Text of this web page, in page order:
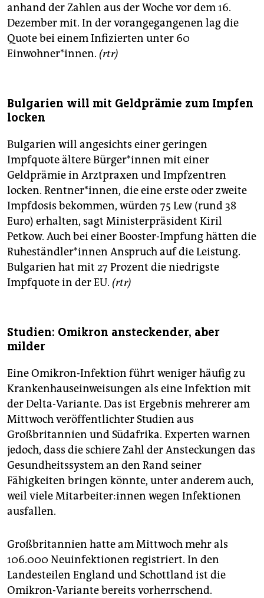
anhand der Zahlen aus der Woche vor dem 16.
Dezember mit. In der vorangegangenen lag die
Quote bei einem Infizierten unter 60
Einwohner*innen. (rtr)
Bulgarien will mit Geldprämie zum Impfen
locken
Bulgarien will angesichts einer geringen
Impfquote ältere Bür­ge­r*in­nen mit einer
Geldprämie in Arztpraxen und Impfzentren
locken. Rentner*innen, die eine erste oder zweite
Impfdosis bekommen, würden 75 Lew (rund 38
Euro) erhalten, sagt Ministerpräsident Kiril
Petkow. Auch bei einer Booster-Impfung hätten die
Ru­he­ständ­le­r*in­nen Anspruch auf die Leistung.
Bulgarien hat mit 27 Prozent die niedrigste
Impfquote in der EU. (rtr)
Studien: Omikron ansteckender, aber
milder
Eine Omikron-Infektion führt weniger häufig zu
Krankenhauseinweisungen als eine Infektion mit
der Delta-Variante. Das ist Ergebnis mehrerer am
Mittwoch veröffentlichter Studien aus
Großbritannien und Südafrika. Experten warnen
jedoch, dass die schiere Zahl der Ansteckungen das
Gesundheitssystem an den Rand seiner
Fähigkeiten bringen könnte, unter anderem auch,
weil viele Mit­ar­bei­te­r:in­nen wegen Infektionen
ausfallen.
Großbritannien hatte am Mittwoch mehr als
106.000 Neuinfektionen registriert. In den
Landesteilen England und Schottland ist die
Omikron-Variante bereits vorherrschend.